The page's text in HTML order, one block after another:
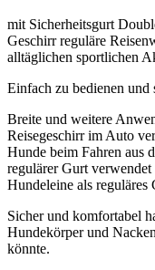
mit Sicherheitsgurt
Geschirr reguläre
alltäglichen sportlichen
Einfach zu bedienen und
Breite und weitere
Reisegeschirr im Auto
Hunde beim Fahren aus
regulärer Gurt
Hundeleine als reguläres
Sicher und komfortabel
Hundekörper und
könnte.